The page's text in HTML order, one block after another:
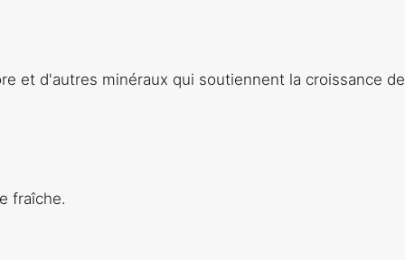
et d'autres minéraux qui soutiennent la croissance
fraîche.